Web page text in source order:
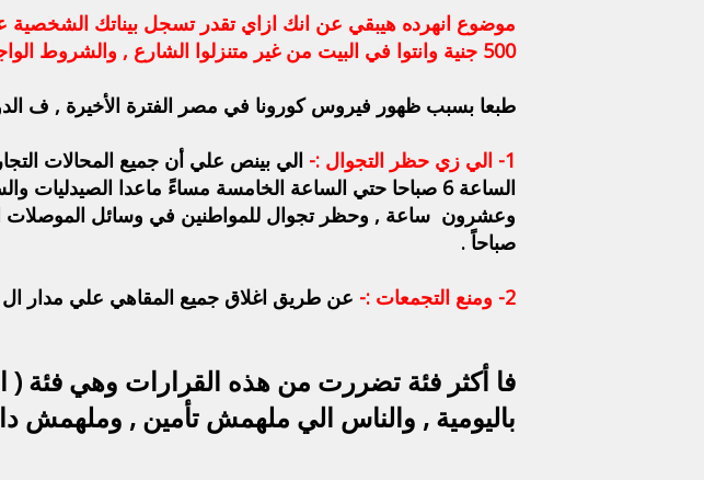
موضوع انهرده هيبقي عن انك ازاي تقدر تسجل بيناتك الشخصية
500 جنية وانتوا في البيت من غير متنزلوا الشارع , والشروط الواجب توافرها للحصول علي هذه المنحة .
طبعا بسبب ظهور فيروس كورونا في مصر الفترة الأخيرة , ف
1- الي زي حظر التجوال :-
الي بينص علي أن جميع المحالات
وعشرون ساعة , وحظر تجوال للمواطنين في وسائل الموصلات
صباحاً .
2- ومنع التجمعات :- عن طريق اغلاق جميع المقاهي علي مدار ال 24 ساعة
فا أكثر فئة تضررت من هذه القرارات وهي فئة (
باليومية , والناس الي ملهمش تأمين , وملهمش